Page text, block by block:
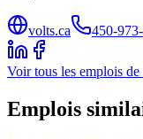
volts.ca 450-
Voir tous les emplois de
Emplois